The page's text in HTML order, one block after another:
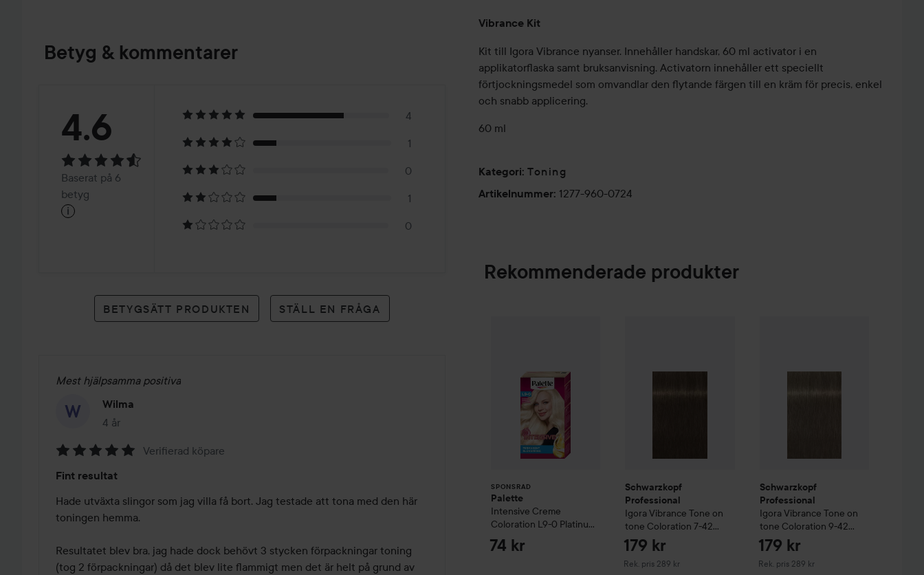
Betyg & kommentarer
Betyg:
4.6Baserat
på
betyg
4.6
Baserat på 6
betyg
i
4
1
0
1
0
BETYGSÄTT PRODUKTEN STÄLL EN FRÅGA
Mest hjälpsamma positiva
Wilma
4 år
Inlägget skapades 4 år
5
av
5
Verifierad köpare
Fint resultat
Hade utväxta slingor som jag villa få bort. Jag testade att tona med den här
toningen hemma.
Resultatet blev bra, jag hade dock behövt 3 stycken förpackningar toning
(tog 2 förpackningar) då det blev lite flammigt men det är helt på grund av
Vibrance Kit
Kit till Igora Vibrance nyanser. Innehåller handskar, 60 ml activator i en
applikatorflaska samt bruksanvisning. Activatorn innehåller ett speciellt
förtjockningsmedel som omvandlar den flytande färgen till en kräm för precis, enkel
och snabb applicering.
60 ml
Kategori: Toning
Artikelnummer: 1277-960-0724
Rekommenderade produkter
SPONSRAD
Palette
Intensive Creme
Coloration L9-0 Platinum
Blonde
74 kr
Schwarzkopf
Professional
Igora Vibrance Tone on
tone Coloration 7-42
Medium Blonde beige ask
179 kr
Rek. pris 289 kr
Rekommenderat pris 289 kr
Schwarzkopf
Professional
Igora Vibrance Tone on
tone Coloration 9-42
Extra Light Blonde Beige
Ash
179 kr
Rek. pris 289 kr
Rekommenderat pris 289 kr